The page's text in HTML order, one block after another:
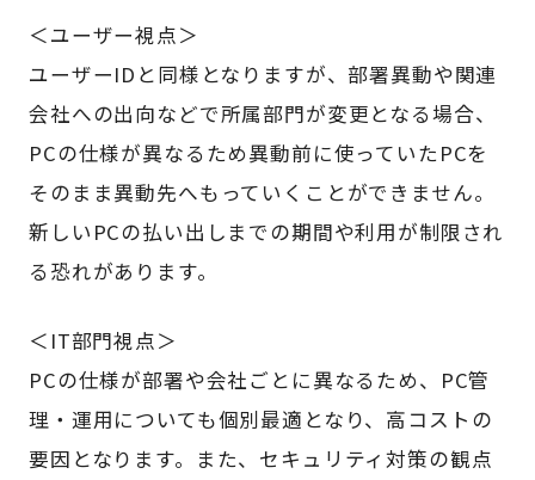
＜ユーザー視点＞
ユーザーIDと同様となりますが、部署異動や関連
会社への出向などで所属部門が変更となる場合、
PCの仕様が異なるため異動前に使っていたPCを
そのまま異動先へもっていくことができません。
新しいPCの払い出しまでの期間や利用が制限され
る恐れがあります。
＜IT部門視点＞
PCの仕様が部署や会社ごとに異なるため、PC管
理・運用についても個別最適となり、高コストの
要因となります。また、セキュリティ対策の観点